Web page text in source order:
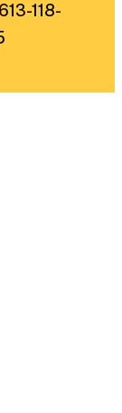
118-